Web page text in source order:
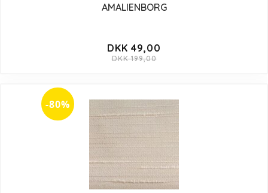
AMALIENBORG
DKK 49,00
DKK 199,00
-80%